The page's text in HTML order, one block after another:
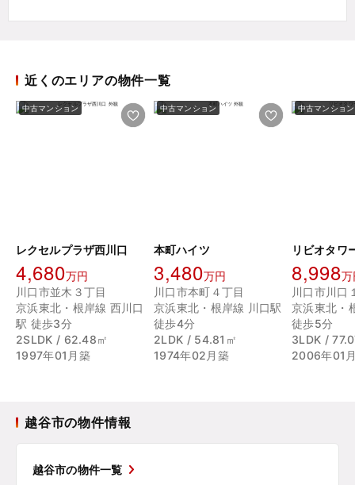
近くのエリアの物件一覧
中古マンション
レクセルプラザ西川口
4,680万円
川口市並木３丁目
京浜東北・根岸線 西川口
駅 徒歩3分
2SLDK / 62.48㎡
1997年01月築
中古マンション
本町ハイツ
3,480万円
川口市本町４丁目
京浜東北・根岸線 川口駅
徒歩4分
2LDK / 54.81㎡
1974年02月築
中古マンション
8,998万
川口市川口
京浜東北・
徒歩5分
3LDK /
2006年01
越谷市の物件情報
越谷市の物件一覧